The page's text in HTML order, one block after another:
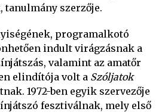
tanulmány szerzője.
programalkotó
indult virágzásnak a
valamint az amatőr
elindítója volt a Szóljatok
1972-ben egyik szervezője
fesztiválnak, mely első